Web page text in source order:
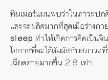
ทิมเมอร์แมนพบว่าในภาวะปก
และจะผลิตมากที่สุดเมื่อร่างก
sleep ทำให้เกิดการคิดเป็น
โอกาสที่จะได้สัมผัสกับสภาวะ
เฉียดตายมากขึ้น 2.8 เท่า